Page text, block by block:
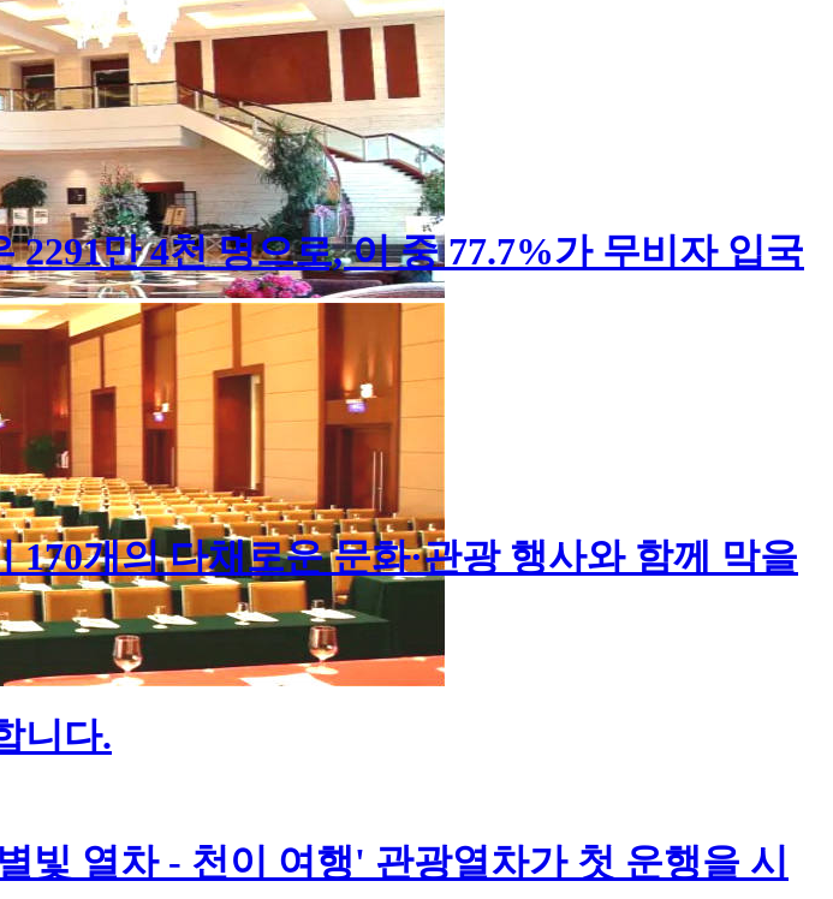
만 4천 명으로, 이 중 77.7%가 무비자 입국
개의 다채로운 문화·관광 행사와 함께 막을
니다.
빛 열차 - 천이 여행' 관광열차가 첫 운행을 시